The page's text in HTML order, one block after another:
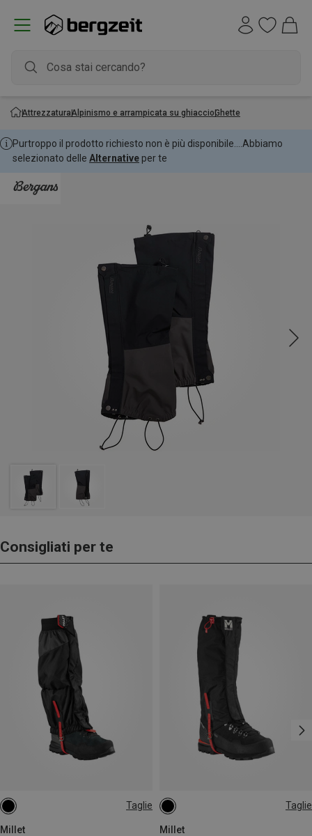
AttrezzaturaAlpinismo e arrampicata su ghiaccioGhette
Purtroppo il prodotto richiesto non è più disponibile.... Abbiamo
selezionato delle Alternative per te
Consigliati per te
Taglie
Millet
M Taglie
Millet
M